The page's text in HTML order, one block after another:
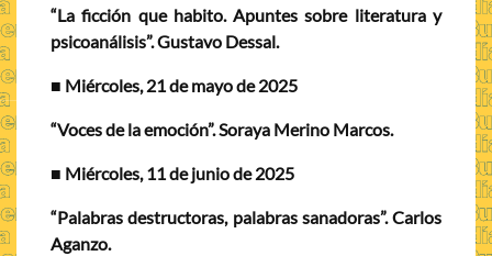
“La ficción que habito. Apuntes sobre literatura y
psicoanálisis”. Gustavo Dessal.
■ Miércoles, 21 de mayo de 2025
“Voces de la emoción”. Soraya Merino Marcos.
■ Miércoles, 11 de junio de 2025
“Palabras destructoras, palabras sanadoras”. Carlos
Aganzo.